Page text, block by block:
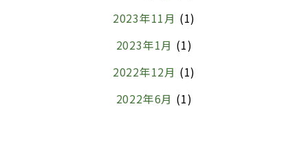
2023年11月 (1)
2023年1月 (1)
2022年12月 (1)
2022年6月 (1)